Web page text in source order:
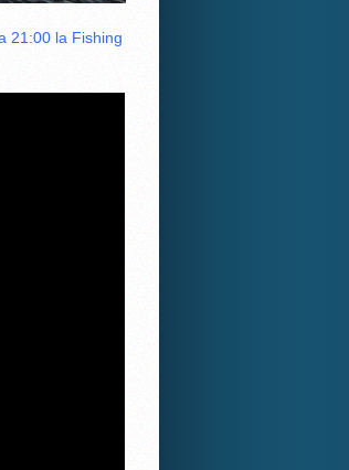
21:00 la Fishing